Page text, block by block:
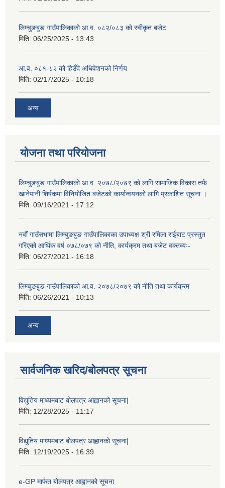
लिम्चुङबुङ गाउँपालिकाको आ.व. ०८२/०८३ को स्वीकृत बजेट
मिति: 06/25/2025 - 13:43
आ.व. ०८१-८२ को हिउँदे अधिवेशनको निर्णय
मिति: 02/17/2025 - 10:18
अन्य
योजना तथा परियोजना
लिम्चुङबुङ गाउँपालिकाको आ.व. २०७८/२०७९ को लागि सामाजिक विकास तर्फ
खानेपानी शिर्षकमा विनियोजित बजेटको कार्यान्वयनको लागि प्रकाशित सूचना ।
मिति: 09/16/2021 - 17:12
नवौं गाउँसभामा लिम्चुङबुङ गाउँपालिकाका उपाध्यक्ष श्री रमिला राईबाट प्रस्तुत
गरिएको आर्थिक वर्ष ०७८/०७९ को नीति, कार्यक्रम तथा बजेट वक्तव्यः-
मिति: 06/27/2021 - 16:18
लिम्चुङबुङ गाउँपालिकाको आ.व. २०७८/२०७९ को नीति तथा कार्यक्रम
मिति: 06/26/2021 - 10:13
अन्य
सार्वजनिक खरिद/बोलपत्र सूचना
विद्युतिय माध्यमबाट बोलपत्र आह्वानको सूचना|
मिति: 12/28/2025 - 11:17
विद्युतिय माध्यमबाट बोलपत्र आह्वानको सूचना|
मिति: 12/19/2025 - 16:39
e-GP मार्फत बोलपत्र आह्वानको सूचना